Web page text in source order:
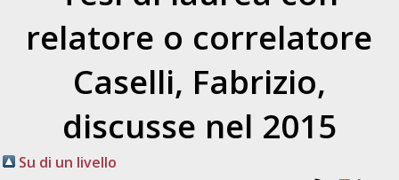
relatore o correlatore
Caselli, Fabrizio,
discusse nel 2015
Su di un livello